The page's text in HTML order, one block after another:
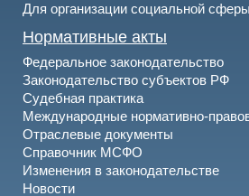
Для организации социальной сферы
Нормативные акты
Федеральное законодательство
Законодательство субъектов РФ
Судебная практика
Международные нормативно-
Отраслевые документы
Справочник МСФО
Изменения в законодательстве
Новости